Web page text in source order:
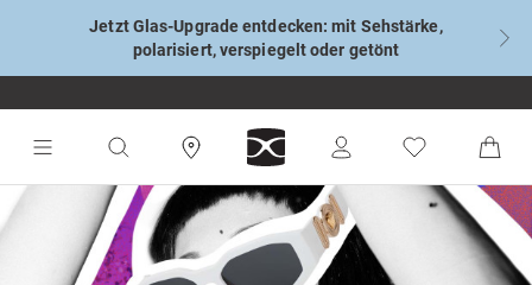
Jetzt Glas-Upgrade entdecken: mit Sehstärke,
polarisiert, verspiegelt oder getönt